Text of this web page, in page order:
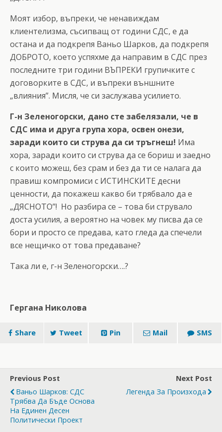
Моят избор, въпреки, че ненавиждам
клиентелизма, съсипващ от години СДС, е да
остана и да подкрепя Ваньо Шарков, да подкрепя
ДОБРОТО, което успяхме да направим в СДС през
последните три години ВЪПРЕКИ групичките с
договорките в СДС, и въпреки външните
„влияния”. Мисля, че си заслужава усилието.
Г-н Зеленогорски, дано сте забелязали, че в
СДС има и друга група хора, освен онези,
заради които си струва да си тръгнеш! Има
хора, заради които си струва да се бориш и заедно
с които можеш, без срам и без да ти се налага да
правиш компромиси с ИСТИНСКИТЕ десни
ценности, да покажеш какво би трябвало да е
„ДЯСНОТО”! Но разбира се – това би струвало
доста усилия, а вероятно на човек му писва да се
бори и просто се предава, като гледа да спечели
все нещичко от това предаване?
Така ли е, г-н Зеленогорски….?
Гергана Николова
Share Tweet Pin Mail SMS
Previous Post
Ваньо Шарков: СДС
Трябва Да Бъде Основа
На Единен Десен
Политически Проект
Next Post
Легенда За Произхода